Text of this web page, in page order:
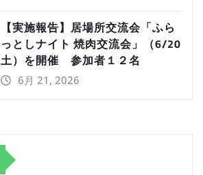
【実施報告】居場所交流会「ふら
っとしナイト 焼肉交流会」（6/20
土）を開催 参加者１２名
6月 21, 2026